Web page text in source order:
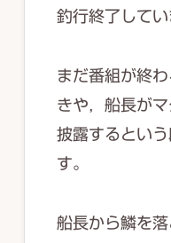
釣行終了してい
まだ番組が終
きや，船長が
披露するとい
す。
船長から鱗を